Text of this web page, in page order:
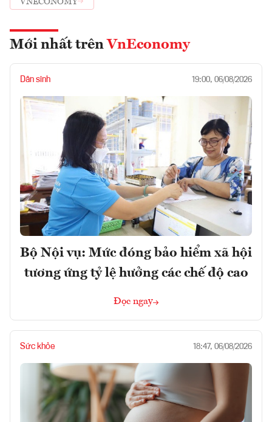
VNECONOMY
Mới nhất trên VnEconomy
Dân sinh 19:00, 06/08/2026
Bộ Nội vụ: Mức đóng bảo hiểm xã hội
tương ứng tỷ lệ hưởng các chế độ cao
Đọc ngay
Sức khỏe 18:47, 06/08/2026